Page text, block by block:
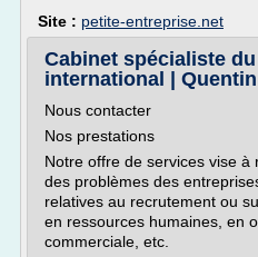
Site : petite-entreprise.net
Cabinet spécialiste
international |
Nous contacter
Nos prestations
Notre offre de services vise
des problèmes des
relatives au recrutement ou
en ressources humaines, en
commerciale, etc.